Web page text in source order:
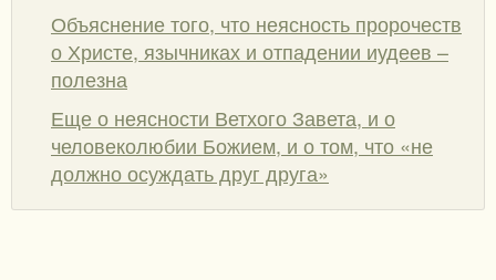
Объяснение того, что неясность пророчеств
о Христе, язычниках и отпадении иудеев –
полезна
Еще о неясности Ветхого Завета, и о
человеколюбии Божием, и о том, что «не
должно осуждать друг друга»